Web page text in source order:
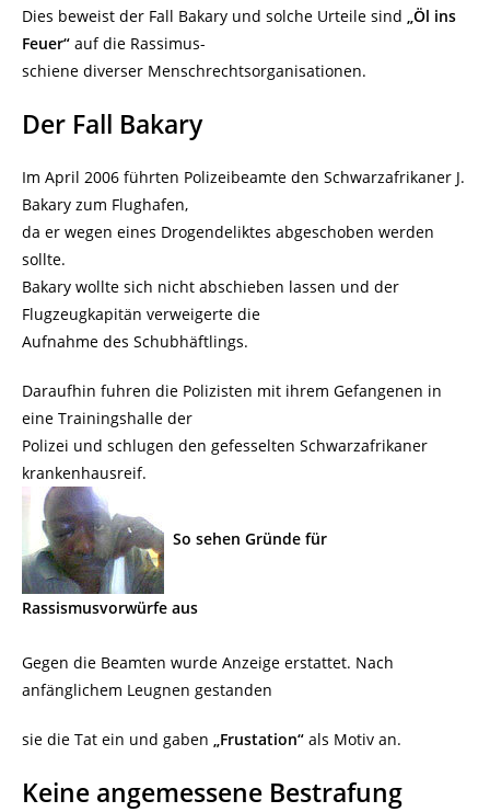
Dies beweist der Fall Bakary und solche Urteile sind „Öl ins
Feuer“ auf die Rassimus-
schiene diverser Menschrechtsorganisationen.
Der Fall Bakary
Im April 2006 führten Polizeibeamte den Schwarzafrikaner J.
Bakary zum Flughafen,
da er wegen eines Drogendeliktes abgeschoben werden
sollte.
Bakary wollte sich nicht abschieben lassen und der
Flugzeugkapitän verweigerte die
Aufnahme des Schubhäftlings.
Daraufhin fuhren die Polizisten mit ihrem Gefangenen in
eine Trainingshalle der
Polizei und schlugen den gefesselten Schwarzafrikaner
krankenhausreif.
So sehen Gründe für
Rassismusvorwürfe aus
Gegen die Beamten wurde Anzeige erstattet. Nach
anfänglichem Leugnen gestanden
sie die Tat ein und gaben „Frustation“ als Motiv an.
Keine angemessene Bestrafung